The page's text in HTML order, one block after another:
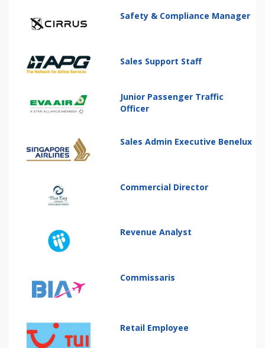
Safety & Compliance Manager
Sales Support Staff
Junior Passenger Traffic
Officer
Sales Admin Executive Benelux
Commercial Director
Revenue Analyst
Commissaris
Retail Employee